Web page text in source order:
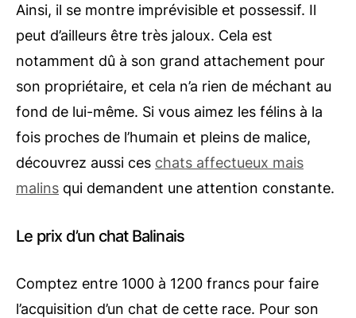
Ainsi, il se montre imprévisible et possessif. Il
peut d’ailleurs être très jaloux. Cela est
notamment dû à son grand attachement pour
son propriétaire, et cela n’a rien de méchant au
fond de lui-même. Si vous aimez les félins à la
fois proches de l’humain et pleins de malice,
découvrez aussi ces chats affectueux mais
malins qui demandent une attention constante.
Le prix d’un chat Balinais
Comptez entre 1000 à 1200 francs pour faire
l’acquisition d’un chat de cette race. Pour son